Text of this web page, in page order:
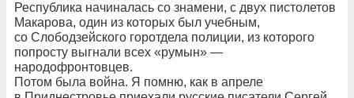
Республика начиналась со знамени, с двух пистолетов
Макарова, один из которых был учебным,
со Слободзейского горотдела полиции, из которого
попросту выгнали всех «румын» —
народофронтовцев.
Потом была война. Я помню, как в апреле